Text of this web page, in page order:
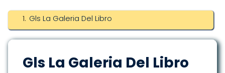
Gls La Galeria Del Libro
Gls La Galeria Del Libro